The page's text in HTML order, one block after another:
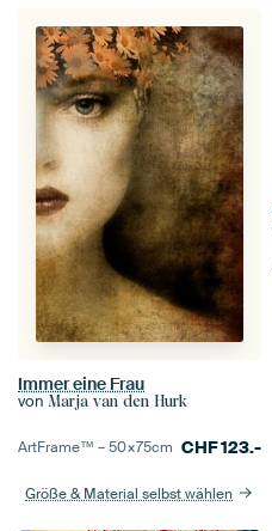
Immer eine Frau
von Marja van den Hurk
ArtFrame™ –50×75cm CHF123.-
Größe & Material selbst wählen